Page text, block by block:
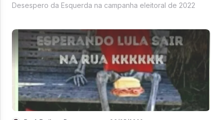
Desespero da Esquerda na campanha eleitoral de 2022